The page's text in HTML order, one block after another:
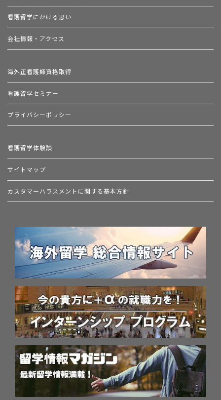
看護留学にかける思い
会社情報・アクセス
海外正看護師資格取得
看護留学セミナー
プライバシーポリシー
看護留学体験談
サイトマップ
カスタマーハラスメントに関する基本方針